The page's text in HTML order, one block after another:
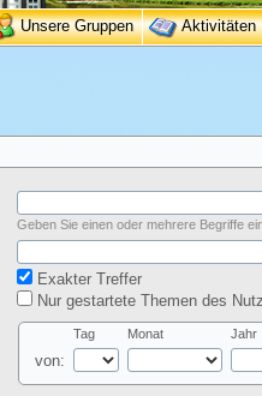
Unsere Gruppen Aktivitäten
Geben Sie einen oder mehrere Begriffe
Exakter Treffer
Nur gestartete Themen des
von:
Tag Monat Jahr